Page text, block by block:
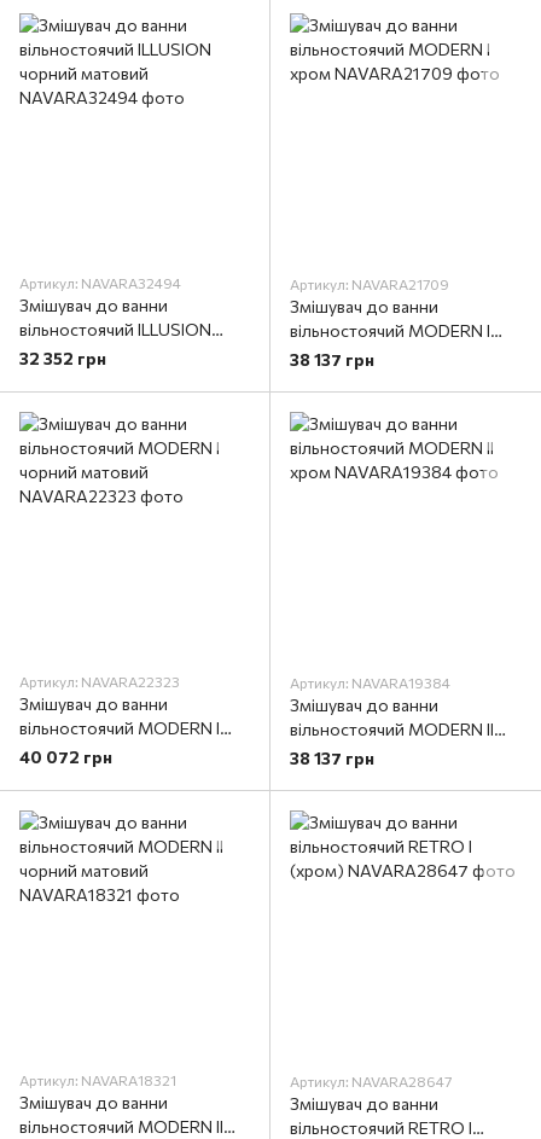
Артикул: NAVARA32494
Змішувач до ванни
вільностоячий ILLUSION
чорний матовий
32 352 грн
Артикул: NAVARA21709
Змішувач до ванни
вільностоячий MODERN І
хром
38 137 грн
Артикул: NAVARA22323
Змішувач до ванни
вільностоячий MODERN І
чорний матовий
40 072 грн
Артикул: NAVARA19384
Змішувач до ванни
вільностоячий MODERN ІІ
хром
38 137 грн
Артикул: NAVARA18321
Змішувач до ванни
вільностоячий MODERN ІІ
Артикул: NAVARA28647
Змішувач до ванни
вільностоячий RETRO I